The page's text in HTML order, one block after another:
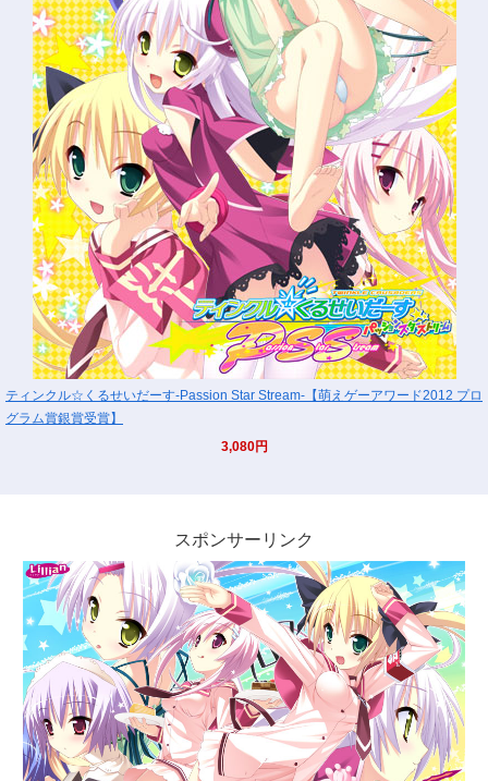
ティンクル☆くるせいだーす-Passion Star Stream-【萌えゲーアワード2012 プロ
グラム賞銀賞受賞】
3,080円
スポンサーリンク